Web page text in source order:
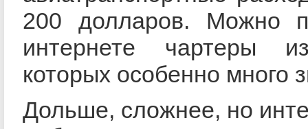
200 долларов. Можно
интернете чартеры
которых особенно много
Дольше, сложнее, но